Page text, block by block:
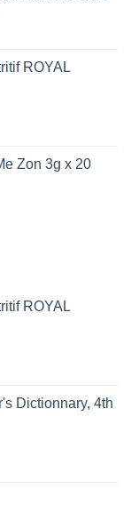
ROYAL
Zon 3g x 20
ROYAL
Dictionnary, 4th